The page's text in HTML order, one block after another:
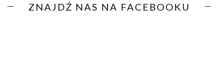
ZNAJDŹ NAS NA FACEBOOKU